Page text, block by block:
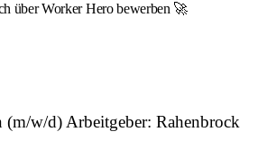
über Worker Hero bewerben 🚀
w/d) Arbeitgeber: Rahenbrock